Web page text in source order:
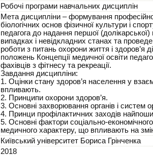
Робочі програми навчальних дисциплін
Мета дисципліни – формування
біологічних основ фізичної культури і
педагога до надання першої
випадках і невідкладних станах та
роботи з питань охорони життя і здоров’я
положень Концепції медичної освіти
фахівців з фітнесу та рекреації.
Завдання дисципліни:
1. Оцінки стану здоров’я населення у
впливають.
2. Принципи охорони здоров’я.
3. Основні захворювання органів і систем
4. Принци профілактичних заходів
5. Основні фактори соціально-
медичного характеру, що впливають на
Київський університет Бориса Грінченка
2018